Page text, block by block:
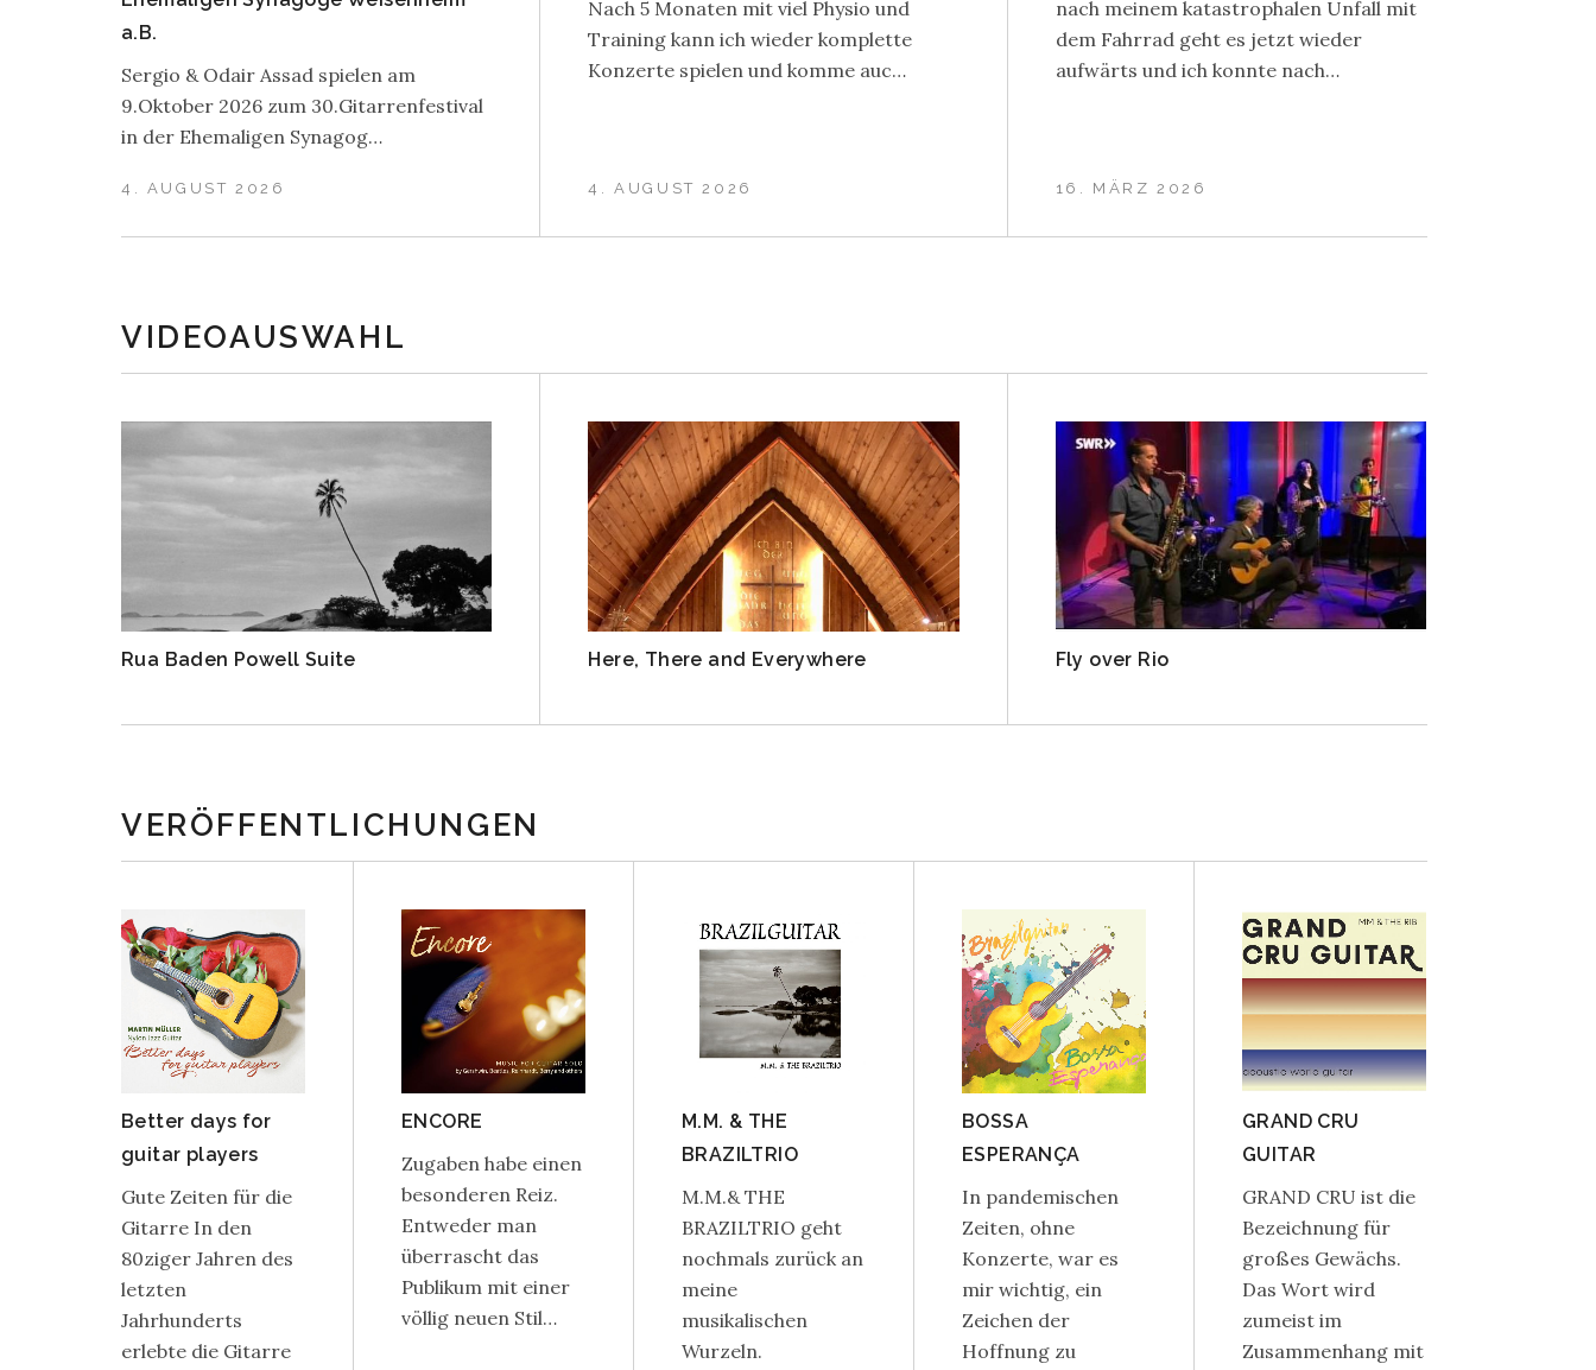
a.B.
4. AUGUST 2026
Sergio & Odair Assad spielen am
9.Oktober 2026 zum 30.Gitarrenfestival
in der Ehemaligen Synagog…
4. AUGUST 2026
Nach 5 Monaten mit viel Physio und
Training kann ich wieder komplette
Konzerte spielen und komme auc…
16. MÄRZ 2026
nach meinem katastrophalen Unfall mit
dem Fahrrad geht es jetzt wieder
aufwärts und ich konnte nach…
VIDEOAUSWAHL
Rua Baden Powell Suite Here, There and Everywhere Fly over Rio
VERÖFFENTLICHUNGEN
Better days for
guitar players
Gute Zeiten für die
Gitarre In den
80ziger Jahren des
letzten
Jahrhunderts
erlebte die Gitarre
ENCORE
Zugaben habe einen
besonderen Reiz.
Entweder man
überrascht das
Publikum mit einer
völlig neuen Stil…
M.M. & THE
BRAZILTRIO
M.M.& THE
BRAZILTRIO geht
nochmals zurück an
meine
musikalischen
Wurzeln.
BOSSA
ESPERANÇA
In pandemischen
Zeiten, ohne
Konzerte, war es
mir wichtig, ein
Zeichen der
Hoffnung zu
GRAND CRU
GUITAR
GRAND CRU ist die
Bezeichnung für
großes Gewächs.
Das Wort wird
zumeist im
Zusammenhang mit